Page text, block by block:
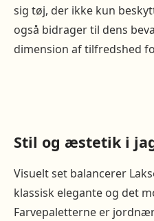
sig tøj, der ikke kun
også bidrager til dens
dimension af tilfredshed
Stil og æstetik i
Visuelt set balancerer
klassisk elegante og det
Farvepaletterne er